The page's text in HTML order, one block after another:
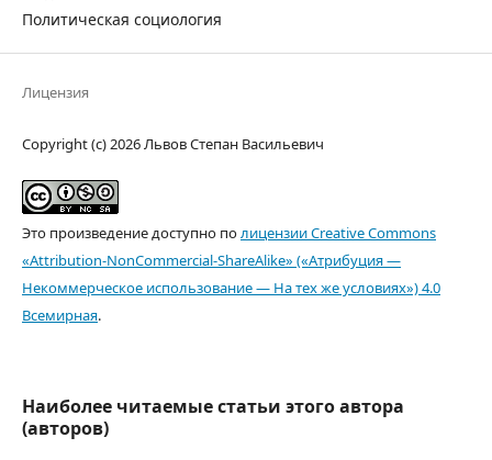
Политическая социология
Лицензия
Copyright (c) 2026 Львов Степан Васильевич
Это произведение доступно полицензии Creative Commons
«Attribution-NonCommercial-ShareAlike» («Атрибуция —
Некоммерческое использование — На тех же условиях») 4.0
Всемирная.
Наиболее читаемые статьи этого автора
(авторов)